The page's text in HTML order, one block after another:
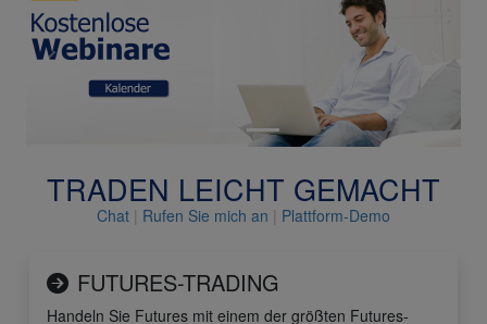
Previous
TRADEN LEICHT GEMACHT
Chat | Rufen Sie mich an | Plattform-Demo
FUTURES-TRADING
Handeln Sie Futures mit einem der größten Futures-